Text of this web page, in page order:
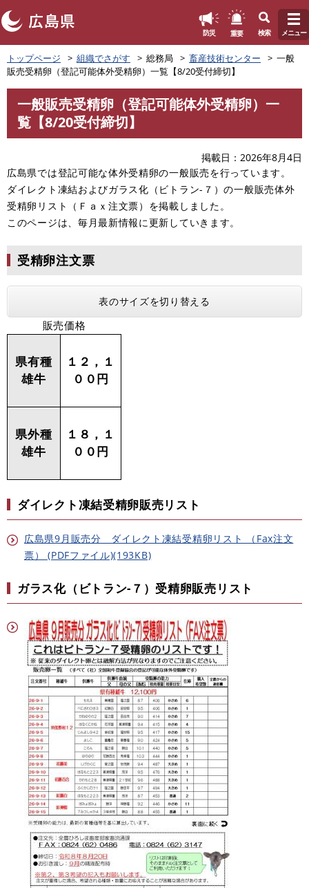
ペ
ー
ジ
の
で
防災 重要 検索 メニュー
トップページ 組織でさがす 総務局 畜産技術センター
一般
販売受精卵（登記可能体外受精卵）一覧【8/20受付締切】
一般販売受精卵（登記可能体外受精卵）一
覧【8/20受付締切】
掲載日
2026年8月4日
広島県では登記可能な体外受精卵の一般販売を行っています。
ダイレクト凍結およびガラス化（ビトラン-７）の一般販売体外
受精卵リスト（Ｆａｘ注文票）を掲載しました。
このページは、毎月最新情報に更新していきます。
受精卵注文票
表のサイズを切り替える
販売価格
県有種
雄牛
１２，１
００円
県外種
雄牛
１８，１
００円
ダイレクト凍結受精卵販売リスト
広島県9月販売分 ダイレクト凍結受精卵リスト （Fax注文
票） (PDFファイル)(193KB)
ガラス化（ビトラン-７）受精卵販売リスト